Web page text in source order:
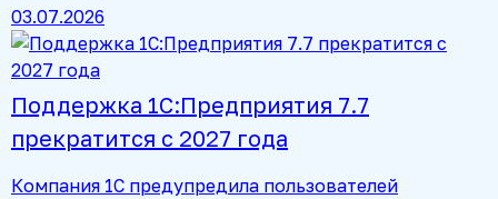
03.07.2026
Поддержка 1С:Предприятия 7.7
прекратится с 2027 года
Компания 1С предупредила пользователей